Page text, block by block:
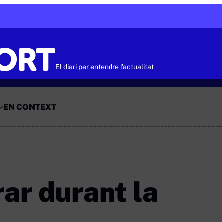
El diari per entendre l'actualitat
EN CONTEXT
durant la